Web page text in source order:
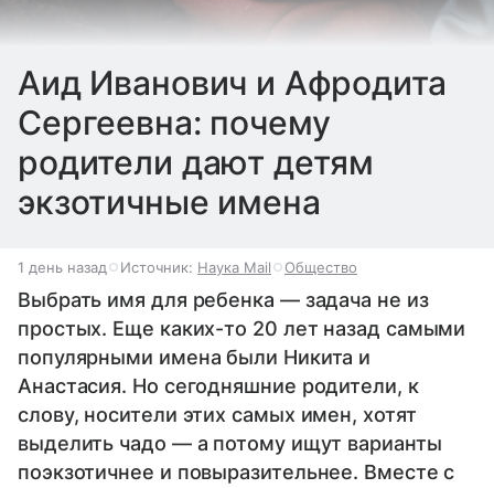
Аид Иванович и Афродита
Сергеевна: почему
родители дают детям
экзотичные имена
1 день назад Источник: Наука Mail Общество
Выбрать имя для ребенка — задача не из
простых. Еще каких-то 20 лет назад самыми
популярными имена были Никита и
Анастасия. Но сегодняшние родители, к
слову, носители этих самых имен, хотят
выделить чадо — а потому ищут варианты
поэкзотичнее и повыразительнее. Вместе с